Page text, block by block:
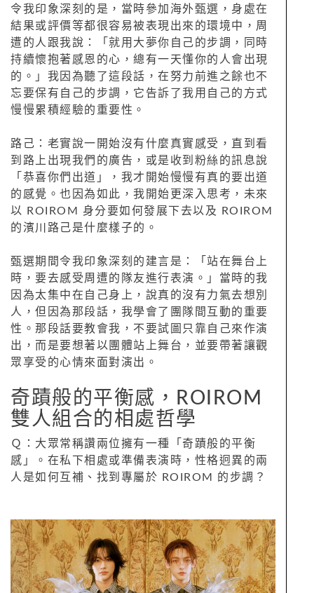
令我印象深刻的是，當時參加海外甄選，身處在
結果或評價等都很容易被表現出來的環境中，周
遭的人跟我說：「就用大夢你自己的步調，同時
持續懷抱著感恩的心，總有一天懂你的人會出現
的。」我因為聽了這段話，在努力前進之餘也不
忘要保有自己的步調，它告訴了我用自己的方式
慢慢累積經驗的重要性。
路己：老實說一開始沒有什麼真實感受，直到看
到路上出現我們的廣告，或是收到粉絲的訊息說
「恭喜你們出道」，我才開始慢慢有真的要出道
的感覺。也因為如此，我開始更深入思考，未來
以 ROIROM 身分要如何發展下去以及 ROIROM
的濱川路己是什麼樣子的。
甄選期間令我印象深刻的建言是：「站在舞台上
時，要去感受周遭的隊友進行表演。」當時的我
因為太集中在自己身上，說真的沒有力氣去想別
人，但因為那段話，我學會了團隊間互動的重要
性。那段話要教會我，不要試圖只靠自己來作演
出，而是要想著以團體站上舞台，並要帶著讓觀
眾享受的心情來面對演出。
奇蹟般的平衡感，ROIROM
雙人組合的相處哲學
Ｑ：大眾常稱讚兩位擁有一種「奇蹟般的平衡
感」。在私下相處或準備表演時，性格迥異的兩
人是如何互補、找到專屬於 ROIROM 的步調？